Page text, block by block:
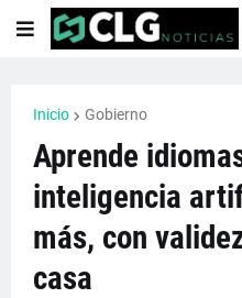
Inicio Gobierno
Aprende
inteligencia
más, con
casa